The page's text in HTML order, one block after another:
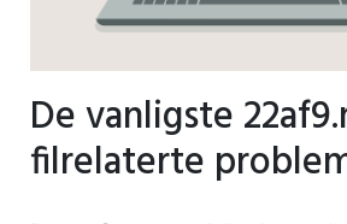
De vanligste
filrelaterte